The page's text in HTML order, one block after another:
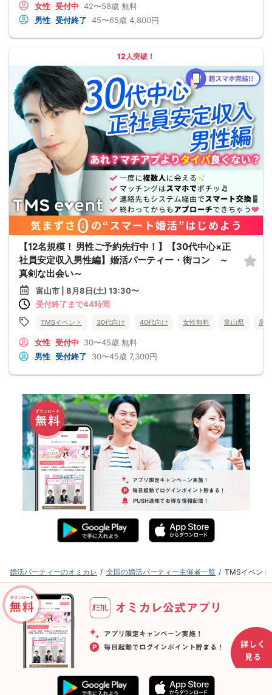
女性 受付中 42〜58歳 無料
男性 受付終了 45〜65歳 4,800円
12人突破！
【12名規模！ 男性ご予約先行中！】【30代中心×正
社員安定収入男性編】婚活パーティー・街コン ～
真剣な出会い～
富山市 | 8月8日(土) 13:30〜
受付終了まで44時間
TMSイベント 30代向け 40代向け 女性無料 富山県 富
女性 受付中 30〜45歳 無料
男性 受付終了 30〜45歳 7,300円
婚活パーティーのオミカレ 全国の婚活パーティー主催者一覧 TMSイベント